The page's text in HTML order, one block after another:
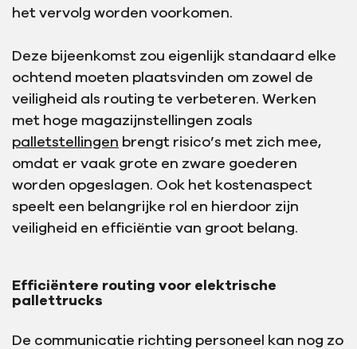
het vervolg worden voorkomen.
Deze bijeenkomst zou eigenlijk standaard elke
ochtend moeten plaatsvinden om zowel de
veiligheid als routing te verbeteren. Werken
met hoge magazijnstellingen zoals
palletstellingen brengt risico’s met zich mee,
omdat er vaak grote en zware goederen
worden opgeslagen. Ook het kostenaspect
speelt een belangrijke rol en hierdoor zijn
veiligheid en efficiëntie van groot belang.
Efficiëntere routing voor elektrische
pallettrucks
De communicatie richting personeel kan nog zo